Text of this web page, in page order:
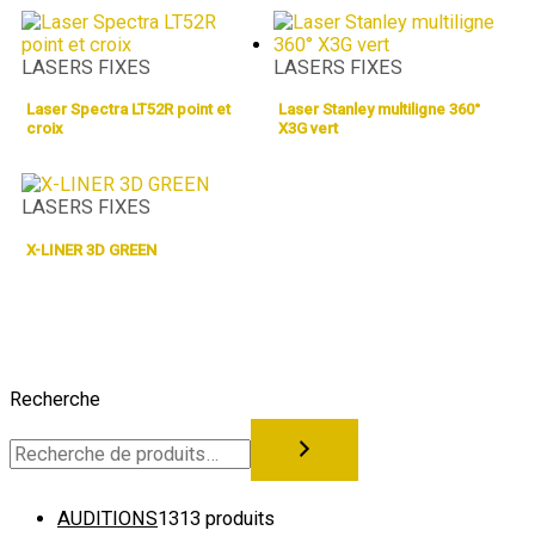
Recherche
AUDITIONS1313 produits
LASERS FIXES
Laser Spectra LT52R point et
croix
LASERS FIXES
Laser Stanley multiligne 360°
X3G vert
LASERS FIXES
X-LINER 3D GREEN